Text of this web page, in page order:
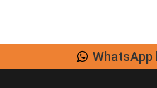
WhatsApp